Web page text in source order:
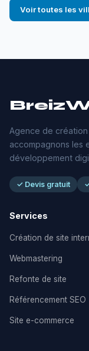
Voir toutes les
Agence de
accompagnons les
développement
✓ Devis gratuit
Services
Création de site
Webmastering
Refonte de site
Référencement SEO
Site e-commerce